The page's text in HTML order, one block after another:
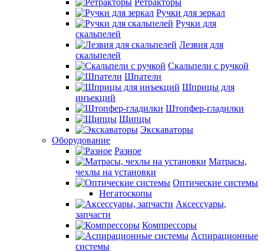
Ретракторы
Ручки для зеркал
Ручки для
скальпелей
Лезвия для
скальпелей
Скальпели с ручкой
Шпатели
Шприцы для
инъекций
Штопфер-гладилки
Щипцы
Экскаваторы
Оборудование
Разное
Матрасы,
чехлы на установки
Оптические системы
Негатоскопы
Аксессуары,
запчасти
Компрессоры
Аспирационные
системы